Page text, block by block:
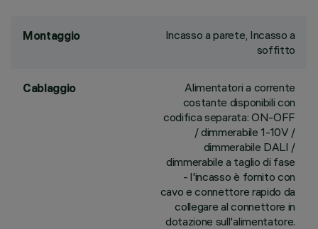
Montaggio
Incasso a parete, Incasso a
soffitto
Cablaggio
Alimentatori a corrente
costante disponibili con
codifica separata: ON-OFF
/ dimmerabile 1-10V /
dimmerabile DALI /
dimmerabile a taglio di fase
- l'incasso è fornito con
cavo e connettore rapido da
collegare al connettore in
dotazione sull'alimentatore.